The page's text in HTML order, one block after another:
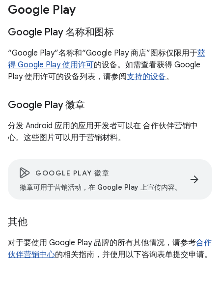
Google Play
Google Play 名称和图标
“Google Play”名称和“Google Play 商店”图标仅限用于获
得 Google Play 使用许可的设备。如需查看获得 Google
Play 使用许可的设备列表，请参阅支持的设备。
Google Play 徽章
分发 Android 应用的应用开发者可以在 合作伙伴营销中
心。这些图片可以用于营销材料。
GOOGLE PLAY 徽章
徽章可用于营销活动，在 Google Play 上宣传内容。
arrow_forward
其他
对于要使用 Google Play 品牌的所有其他情况，请参考合作
伙伴营销中心的相关指南，并使用以下咨询表单提交申请。